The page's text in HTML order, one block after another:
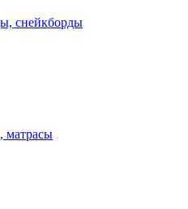
снейкборды
матрасы